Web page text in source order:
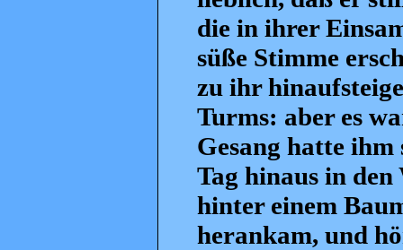
die in ihrer
süße Stimme
zu ihr
Turms: aber es
Gesang hatte
Tag hinaus in
hinter einem
herankam, und